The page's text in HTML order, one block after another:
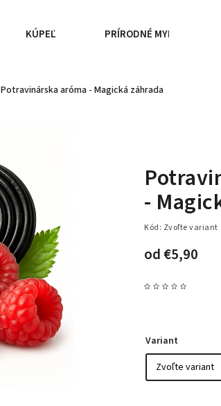
KÚPEĽ PRÍRODNÉ MYDLÁ
Potravinárska aróma - Magická záhrada
-
Kód: Zvoľte variant
od€5,90
Variant